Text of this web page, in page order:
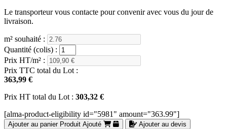
Le transporteur vous contacte pour convenir avec vous du jour de
livraison.
m² souhaité :
Quantité (colis) :
Prix HT/m² :
Prix TTC total du Lot :
363,99 €
Prix HT total du Lot : 303,32 €
[alma-product-eligibility id="5981" amount="363.99"]
Ajouter au panier Produit Ajouté Ajouter au devis